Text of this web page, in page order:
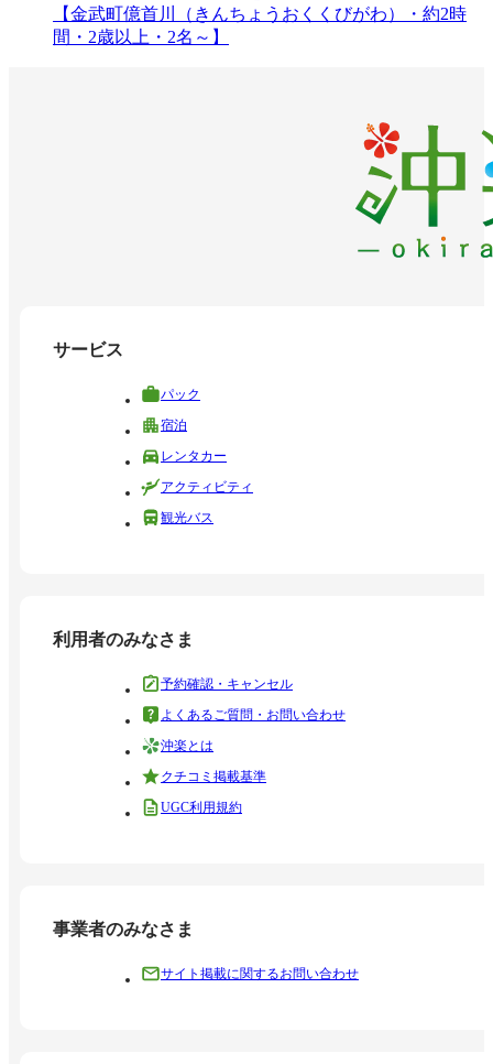
【金武町億首川（きんちょうおくくびがわ）・約2時
間・2歳以上・2名～】
サービス
パック
宿泊
レンタカー
アクティビティ
観光バス
利用者のみなさま
予約確認・キャンセル
よくあるご質問・お問い合わせ
沖楽とは
クチコミ掲載基準
UGC利用規約
事業者のみなさま
サイト掲載に関するお問い合わせ